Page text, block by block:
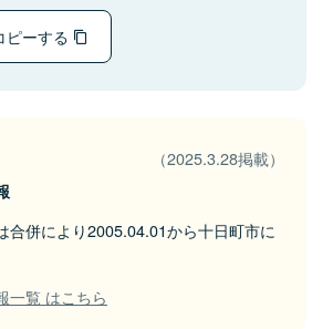
ピーする
（2025.3.28掲載）
合併により2005.04.01から十日町市に
一覧 はこちら